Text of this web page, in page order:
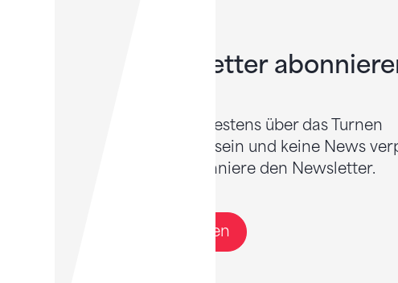
Newsletter
Willst du bestens über das Turnen
informiert sein und keine News
Dann abonniere den Newsletter.
Anmelden